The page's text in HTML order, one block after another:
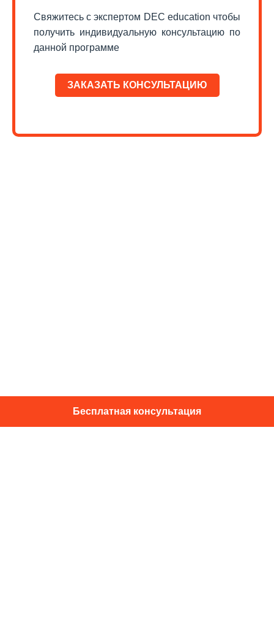
Бесплатная консультация
Свяжитесь с экспертом DEC education чтобы
получить индивидуальную консультацию по
данной программе
ЗАКАЗАТЬ КОНСУЛЬТАЦИЮ